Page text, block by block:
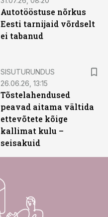
Autotööstuse nõrkus
Eesti tarnijaid võrdselt
ei tabanud
SISUTURUNDUS
26.06.26, 13:15
Tõstelahendused
peavad aitama vältida
ettevõtete kõige
kallimat kulu –
seisakuid